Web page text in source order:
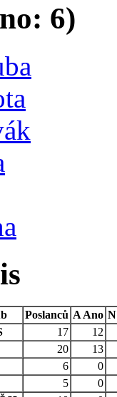
6)
Poslanců A Ano N
17
12
20
13
6
0
5
0